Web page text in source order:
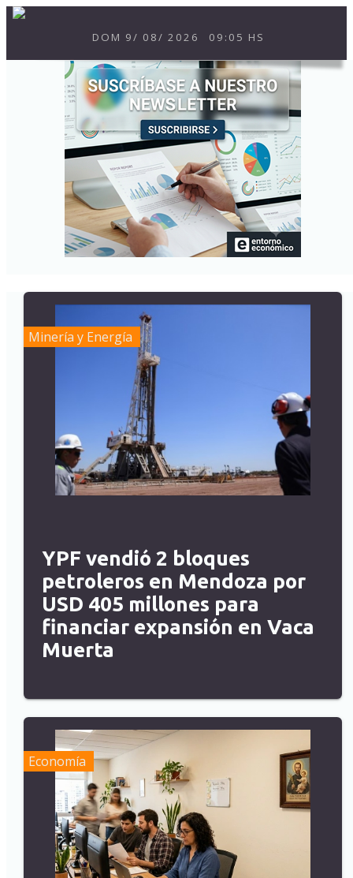
DOM 9/ 08/ 2026 09:05 HS
Minería y Energía
YPF vendió 2 bloques
petroleros en Mendoza por
USD 405 millones para
financiar expansión en Vaca
Muerta
Economía